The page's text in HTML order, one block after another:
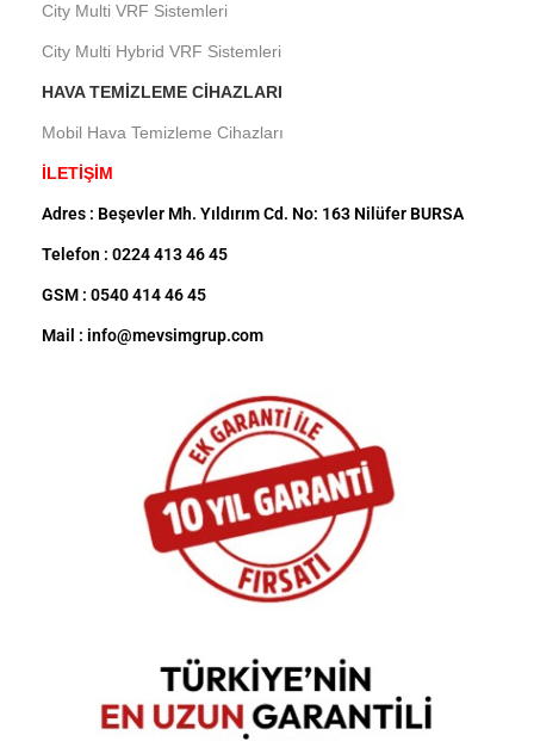
City Multi VRF Sistemleri
City Multi Hybrid VRF Sistemleri
HAVA TEMIZLEME CIHAZLARI
Mobil Hava Temizleme Cihazları
İLETİŞİM
Adres : Beşevler Mh. Yıldırım Cd. No: 163 Nilüfer BURSA
Telefon : 0224 413 46 45
GSM : 0540 414 46 45
Mail : info@mevsimgrup.com